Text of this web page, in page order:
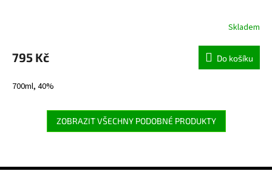
Skladem
795 Kč Do košíku
700ml, 40%
ZOBRAZIT VŠECHNY PODOBNÉ PRODUKTY
Z